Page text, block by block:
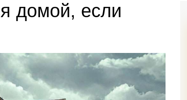
домой, если